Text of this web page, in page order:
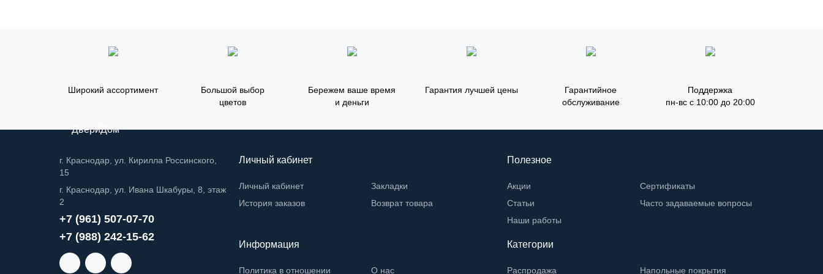
Широкий ассортимент
Большой выбор
цветов
Бережем ваше время
и деньги
Гарантия лучшей цены
Гарантийное
обслуживание
Поддержка
пн-вс с 10:00 до 20:00
ДвериДом
г. Краснодар, ул. Кирилла Россинского,
15
г. Краснодар, ул. Ивана Шкабуры, 8, этаж
2
+7 (961) 507-07-70
+7 (988) 242-15-62
Личный кабинет
Личный кабинет
История заказов
Закладки
Возврат товара
Полезное
Акции
Статьи
Наши работы
Сертификаты
Часто задаваемые вопросы
Информация
Политика в отношении О нас
Категории
Распродажа Напольные покрытия